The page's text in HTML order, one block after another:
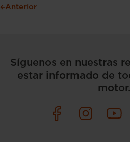
Anterior
Síguenos en nuestras
estar informado de
motor.